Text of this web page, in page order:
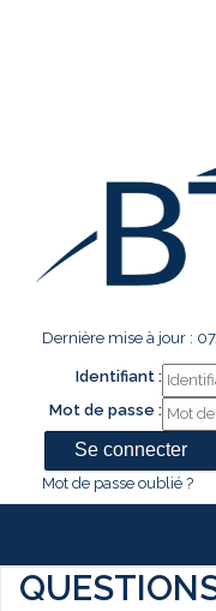
Dernière mise à jour :
Identifiant :
Mot de passe :
Mot de passe oublié ?